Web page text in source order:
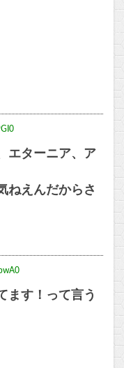
エターニア、ア
ねえんだからさ
ます！って言う